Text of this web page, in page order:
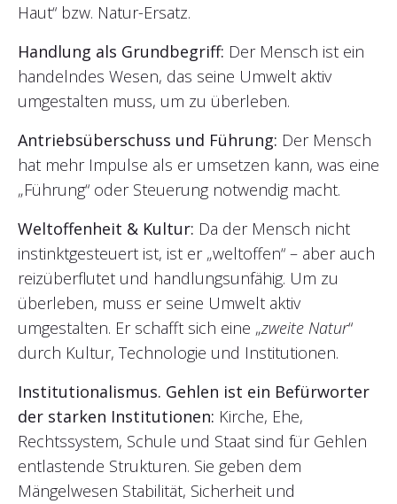
Haut“ bzw. Natur-Ersatz.
Handlung als Grundbegriff: Der Mensch ist ein
handelndes Wesen, das seine Umwelt aktiv
umgestalten muss, um zu überleben.
Antriebsüberschuss und Führung: Der Mensch
hat mehr Impulse als er umsetzen kann, was eine
„Führung“ oder Steuerung notwendig macht.
Weltoffenheit & Kultur: Da der Mensch nicht
instinktgesteuert ist, ist er „weltoffen“ – aber auch
reizüberflutet und handlungsunfähig. Um zu
überleben, muss er seine Umwelt aktiv
umgestalten. Er schafft sich eine „zweite Natur“
durch Kultur, Technologie und Institutionen.
Institutionalismus. Gehlen ist ein Befürworter
der starken Institutionen: Kirche, Ehe,
Rechtssystem, Schule und Staat sind für Gehlen
entlastende Strukturen. Sie geben dem
Mängelwesen Stabilität, Sicherheit und